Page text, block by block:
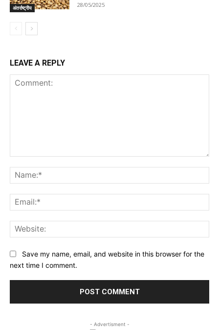
अंतर्राष्ट्रीय 28/05/2025
LEAVE A REPLY
Save my name, email, and website in this browser for the
next time I comment.
- Advertisment -